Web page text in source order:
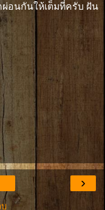
อนกันให้เต็มที่ครับ ฝัน
›